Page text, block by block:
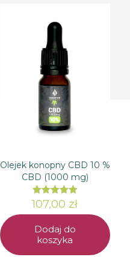
Olejek konopny CBD 10 %
CBD (1000 mg)
Oceniono
5.00
107,00 zł
Dodaj do
koszyka